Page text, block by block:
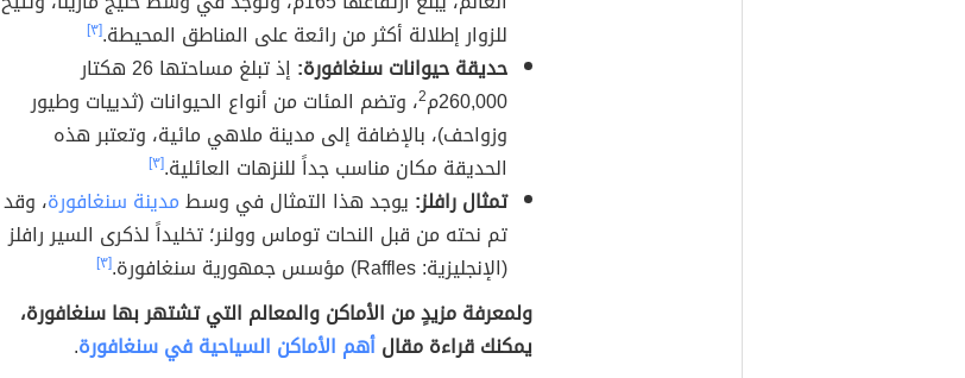
للزوار إطلالة أكثر من رائعة على المناطق المحيطة.[٣]
حديقة حيوانات سنغافورة:
إذ تبلغ مساحتها 26 هكتار
260,000م 2، وتضم المئات من أنواع الحيوانات (ثدييات وطيور
وزواحف)، بالإضافة إلى مدينة ملاهي مائية، وتعتبر هذه
الحديقة مكان مناسب جداً للنزهات العائلية.[٣]
تمثال رافلز: يوجد هذا التمثال في وسطمدينة سنغافورة، وقد
تم نحته من قبل النحات توماس وولنر؛ تخليداً لذكرى السير رافلز
(الإنجليزية: Raffles) مؤسس جمهورية سنغافورة.
[٣]
ولمعرفة مزيدٍ من الأماكن والمعالم التي تشتهر بها سنغافورة،
يمكنك قراءة مقالأهم الأماكن السياحية في سنغافورة.